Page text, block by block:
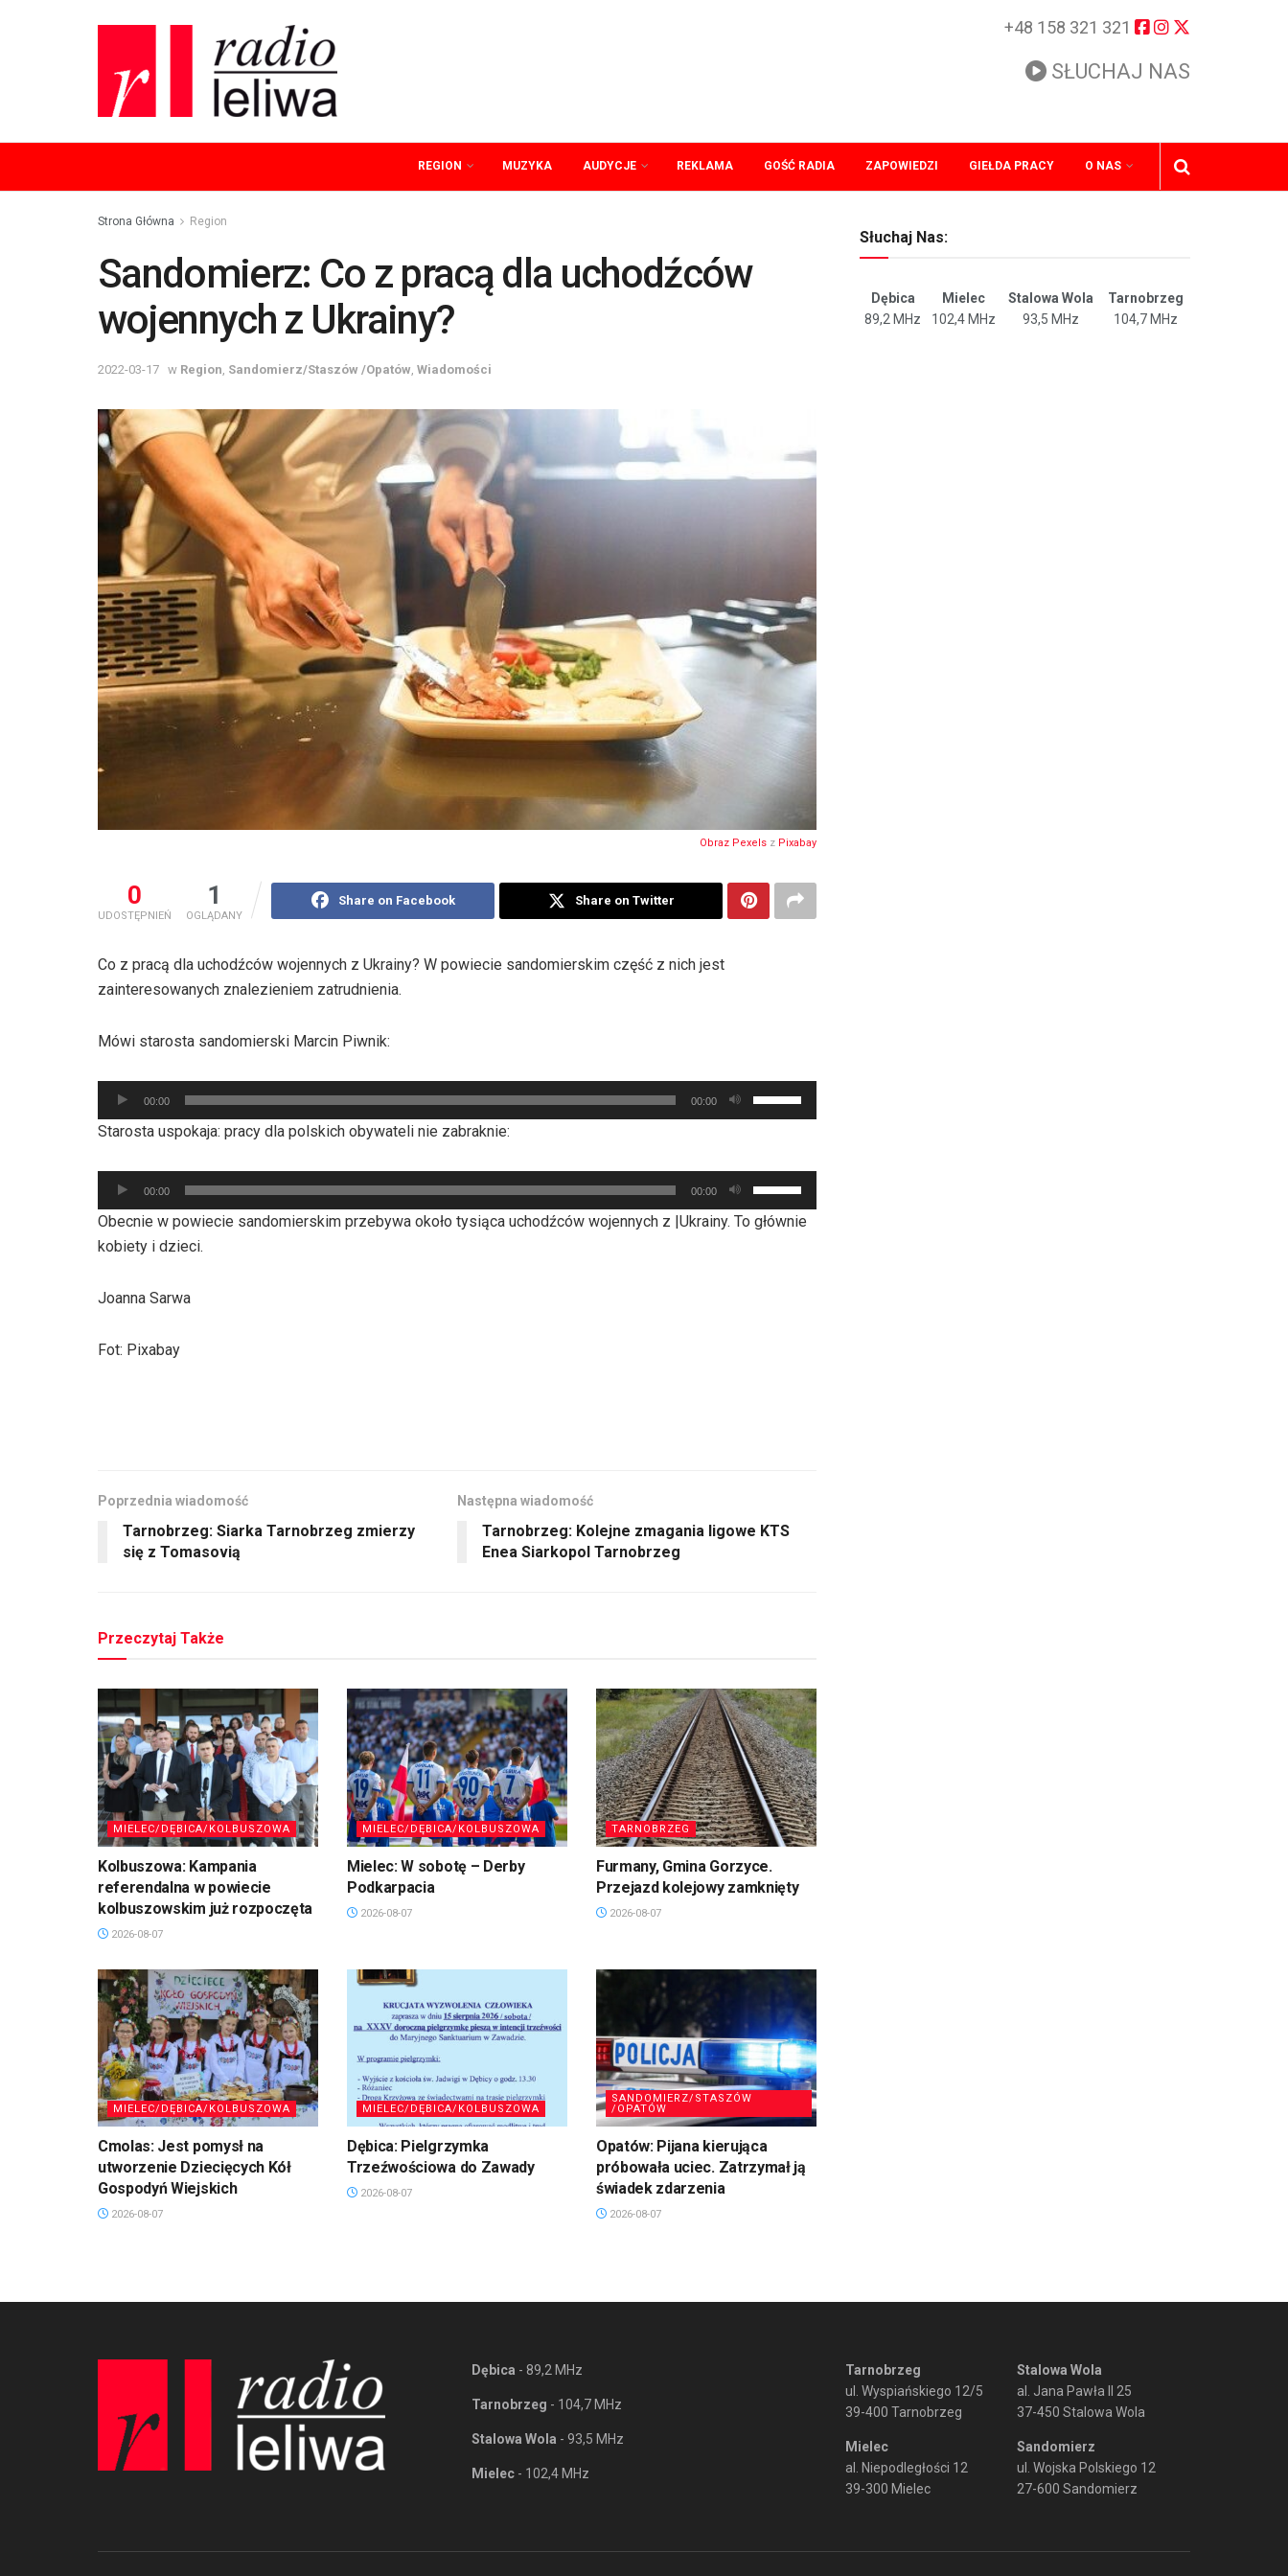
+48 158 321 321
SŁUCHAJ NAS
REGION MUZYKA AUDYCJE REKLAMA GOŚĆ RADIA ZAPOWIEDZI GIEŁDA PRACY O NAS
Strona Główna Region
Sandomierz: Co z pracą dla uchodźców
wojennych z Ukrainy?
2022-03-17 w Region Sandomierz/Staszów /Opatów Wiadomości
Obraz Pexels z Pixabay
0
UDOSTĘPNIEŃ
1
OGLĄDANY
Share on Facebook Share on Twitter
Co z pracą dla uchodźców wojennych z Ukrainy? W powiecie sandomierskim część z nich jest
zainteresowanych znalezieniem zatrudnienia.
Mówi starosta sandomierski Marcin Piwnik:
Odtwarzacz
plików
dźwiękowych
00:00 00:00
strzałek
oraz
do
Starosta uspokaja: pracy dla polskich obywateli nie zabraknie:
Odtwarzacz
plików
dźwiękowych
00:00 00:00
strzałek
do
Obecnie w powiecie sandomierskim przebywa około tysiąca uchodźców wojennych z |Ukrainy. To głównie
kobiety i dzieci.
Joanna Sarwa
Fot: Pixabay
Poprzednia wiadomość
Tarnobrzeg: Siarka Tarnobrzeg zmierzy
się z Tomasovią
Następna wiadomość
Tarnobrzeg: Kolejne zmagania ligowe KTS
Enea Siarkopol Tarnobrzeg
Przeczytaj Także
MIELEC/DĘBICA/KOLBUSZOWA
Kolbuszowa: Kampania
referendalna w powiecie
kolbuszowskim już rozpoczęta
2026-08-07
MIELEC/DĘBICA/KOLBUSZOWA
Mielec: W sobotę – Derby
Podkarpacia
2026-08-07
TARNOBRZEG
Furmany, Gmina Gorzyce.
Przejazd kolejowy zamknięty
2026-08-07
MIELEC/DĘBICA/KOLBUSZOWA
Cmolas: Jest pomysł na
utworzenie Dziecięcych Kół
Gospodyń Wiejskich
2026-08-07
MIELEC/DĘBICA/KOLBUSZOWA
Dębica: Pielgrzymka
Trzeźwościowa do Zawady
2026-08-07
SANDOMIERZ/STASZÓW
/OPATÓW
Opatów: Pijana kierująca
próbowała uciec. Zatrzymał ją
świadek zdarzenia
2026-08-07
Słuchaj Nas:
Dębica Mielec Stalowa Wola
Tarnobrzeg
89,2 MHz
102,4 MHz 93,5 MHz 104,7 MHz
Dębica - 89,2 MHz
Tarnobrzeg - 104,7 MHz
Stalowa Wola - 93,5 MHz
Mielec - 102,4 MHz
Tarnobrzeg
ul. Wyspiańskiego 12/5
39-400 Tarnobrzeg
Mielec
al. Niepodległości 12
39-300 Mielec
Stalowa Wola
al. Jana Pawła II 25
37-450 Stalowa Wola
Sandomierz
ul. Wojska Polskiego 12
27-600 Sandomierz